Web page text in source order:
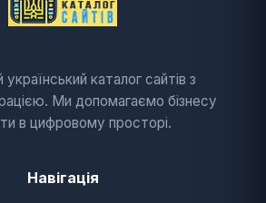
український каталог сайтів з
Ми допомагаємо бізнесу
в цифровому просторі.
Навігація